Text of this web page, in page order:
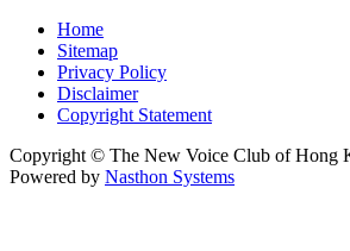
Home
Sitemap
Privacy Policy
Disclaimer
Copyright Statement
Copyright © The New Voice Club of Hong
Powered by Nasthon Systems